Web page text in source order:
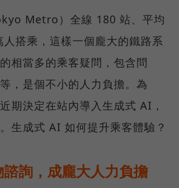
Metro）全線 180 站、平均
搭乘，這樣一個龐大的鐵路系
相當多的乘客疑問，包含問
，是個不小的人力負擔。為
期決定在站內導入生成式 AI，
生成式 AI 如何提升乘客體驗？
詢，成龐大人力負擔